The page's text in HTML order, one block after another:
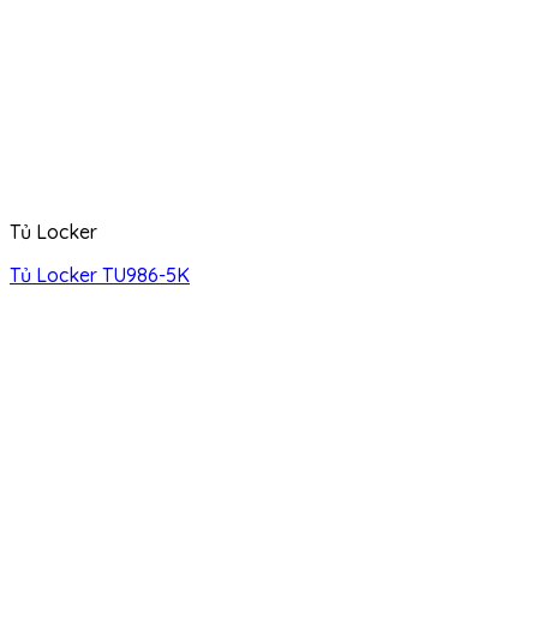
Tủ Locker
Tủ Locker TU986-5K